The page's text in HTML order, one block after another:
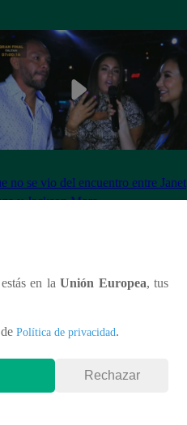
no se vio del encuentro entre Janet
y Jackson Mora
en laUnión Europea, tus
Política de privacidad.
Rechazar